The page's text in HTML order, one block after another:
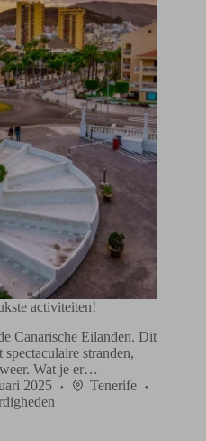
activiteiten!
Canarische Eilanden. Dit
stranden,
Wat je er…
2025
Tenerife